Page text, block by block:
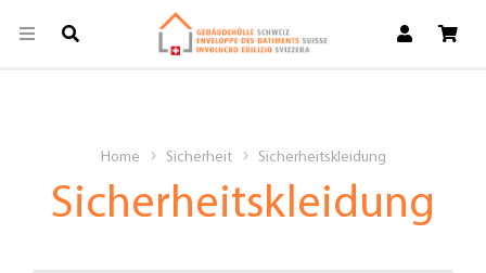
Home Sicherheit Sicherheitskleidung
Sicherheitskleidung